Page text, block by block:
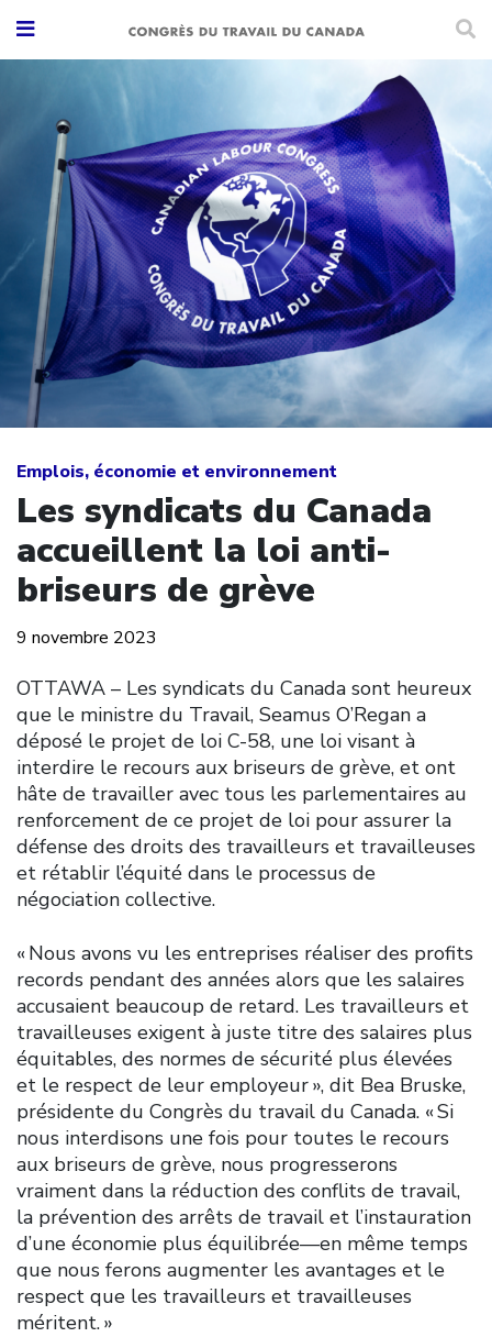
Emplois, économie et environnement
Les syndicats du Canada
accueillent la loi anti-
briseurs de grève
9 novembre 2023
OTTAWA – Les syndicats du Canada sont heureux
que le ministre du Travail, Seamus O’Regan a
déposé le projet de loi C-58, une loi visant à
interdire le recours aux briseurs de grève, et ont
hâte de travailler avec tous les parlementaires au
renforcement de ce projet de loi pour assurer la
défense des droits des travailleurs et travailleuses
et rétablir l’équité dans le processus de
négociation collective.
« Nous avons vu les entreprises réaliser des profits
records pendant des années alors que les salaires
accusaient beaucoup de retard. Les travailleurs et
travailleuses exigent à juste titre des salaires plus
équitables, des normes de sécurité plus élevées
et le respect de leur employeur », dit Bea Bruske,
présidente du Congrès du travail du Canada. « Si
nous interdisons une fois pour toutes le recours
aux briseurs de grève, nous progresserons
vraiment dans la réduction des conflits de travail,
la prévention des arrêts de travail et l’instauration
d’une économie plus équilibrée—en même temps
que nous ferons augmenter les avantages et le
respect que les travailleurs et travailleuses
méritent. »